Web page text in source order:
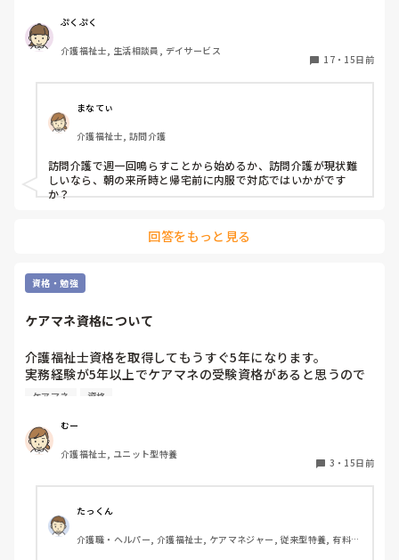
入浴後の着替えを持っては来るんですが、生乾きでニオイが
きつい、脱水だけしてもってきた？と思われる日もあり、着
てきたものを着ることになってます…
ケアマネに伝えると、ヘルパー入ってもらいたいが、とにか
く本人が家に入ってほしくない！とお願いされてしまうそう
で…
キーパーソンの市内に住むお兄さんには伝えるものの、結局
ぷくぷく
介護福祉士, 生活相談員, デイサービス
17・ 15日前
まなてぃ
介護福祉士, 訪問介護
訪問介護で週一回鳴らすことから始めるか、訪問介護が現状難
しいなら、朝の来所時と帰宅前に内服で対応ではいかがです
か？
回答をもっと見る
資格・勉強
ケアマネ資格について
介護福祉士資格を取得してもうすぐ5年になります。
実務経験が5年以上でケアマネの受験資格があると思うので
すが同じ職場の方が難しいし自分が勤めている会社では手当
います。
ケアマネの資格を持っている方はすぐ受験を考えましたか？
もし受験をするとしたらおすすめの参考書などあったら教え
ケアマネ 資格
むー
介護福祉士, ユニット型特養
3 ・ 15日前
たっくん
介護職・ヘルパー, 介護福祉士, ケアマネジャー, 従来型特養, 有料老